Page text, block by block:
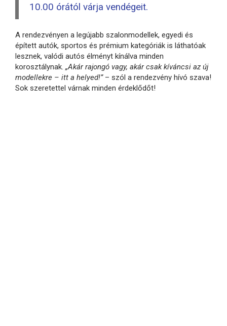
10.00 órától várja vendégeit.
A rendezvényen a legújabb szalonmodellek, egyedi és
épített autók, sportos és prémium kategóriák is láthatóak
lesznek, valódi autós élményt kínálva minden
korosztálynak. „Akár rajongó vagy, akár csak kíváncsi az új
modellekre – itt a helyed!”– szól a rendezvény hívó szava!
Sok szeretettel várnak minden érdeklődőt!